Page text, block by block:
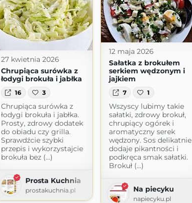
12 maja 2026
Sałatka z brokułem
serkiem wędzonym i
jajkiem
7 1
Wszyscy lubimy takie
sałatki, zdrowy brokuł,
chrupiący ogórek i
aromatyczny serek
wędzony. Sos delikatnie
dodaje pikantności i
podkręca smak sałatki.
Brokuł (...)
Na piecyku
napiecyku.pl
27 kwietnia 2026
Chrupiąca surówka z
łodygi brokuła i jabłka
16 3
Chrupiąca surówka z
łodygi brokuła i jabłka.
Prosty, zdrowy dodatek
do obiadu czy grilla.
Sprawdźcie szybki
przepis i wykorzystajcie
brokuła bez (...)
Prosta Kuchnia
prostakuchnia.pl